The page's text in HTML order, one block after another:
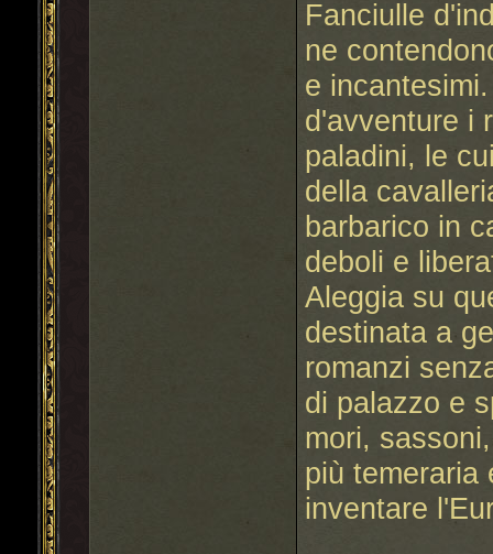
Fanciulle
ne
e
d'avventure i
paladini, le
della
barbarico in
deboli e
Aleggia su
destinata a
romanzi
di palazzo e
mori,
più temeraria
inventare